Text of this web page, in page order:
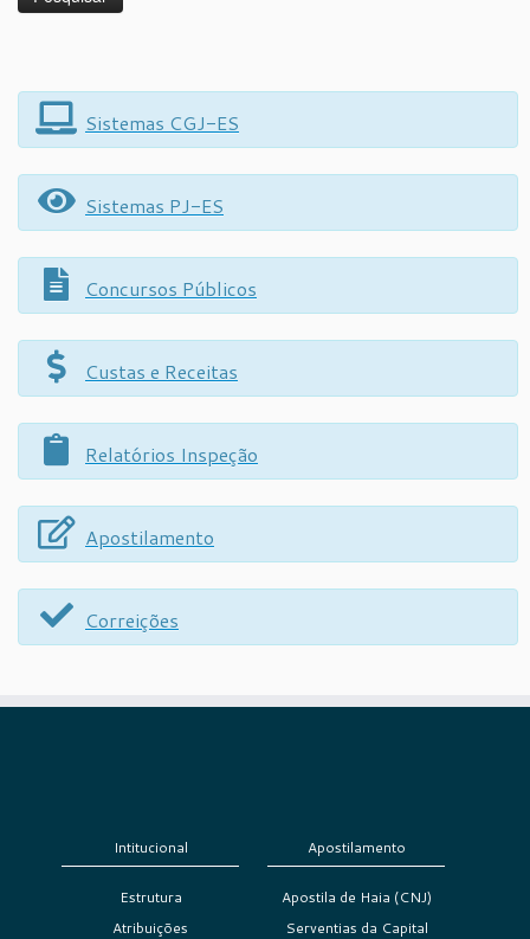
Sistemas CGJ-ES
Sistemas PJ-ES
Concursos Públicos
Custas e Receitas
Relatórios Inspeção
Apostilamento
Correições
Intitucional
Estrutura
Atribuições
Apostilamento
Apostila de Haia (CNJ)
Serventias da Capital